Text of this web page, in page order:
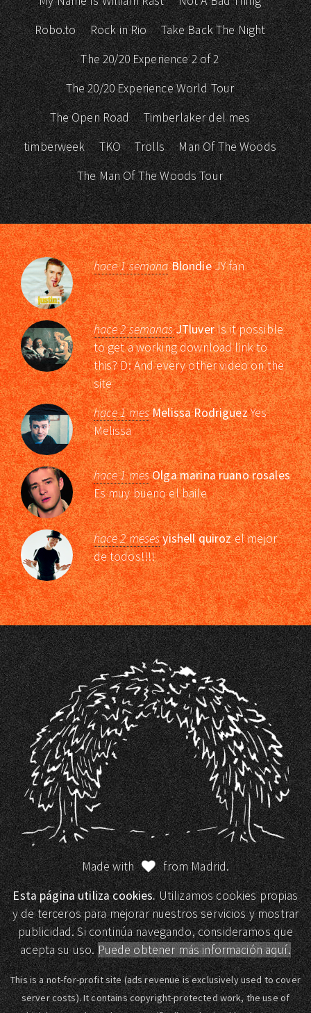
Robo.to
Rock in Rio
Take Back The Night
The 20/20 Experience 2 of 2
The 20/20 Experience World Tour
The Open Road
Timberlaker del mes
timberweek
TKO Trolls
Man Of The Woods
The Man Of The Woods Tour
hace 1 semanaBlondieJY fan
hace 2 semanasJTluverIs it possible
to get a working download link to
this? D: And every other video on the
site
hace 1 mesMelissa RodriguezYes
Melissa
hace 1 mesOlga marina ruano rosales
Es muy bueno el baile
hace 2 mesesyishell quirozel mejor
de todos!!!!
Made with
from Madrid.
Esta página utiliza cookies.Utilizamos cookies propias
y de terceros para mejorar nuestros servicios y mostrar
publicidad. Si continúa navegando, consideramos que
acepta su uso.Puede obtener más información aquí.
This is a not-for-profit site (ads revenue is exclusively used to cover
server costs). It contains copyright-protected work, the use of